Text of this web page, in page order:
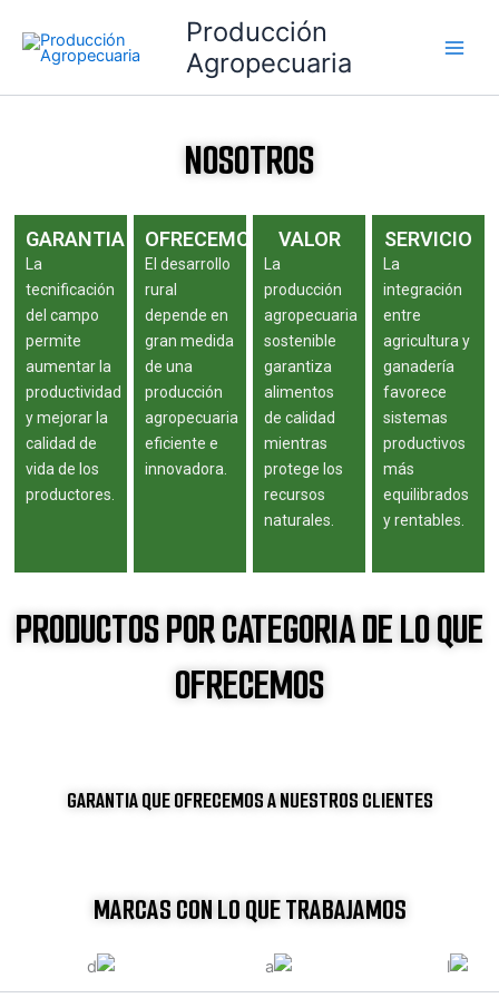
contenido
Producción
Agropecuaria
NOSOTROS
GARANTIA
La
tecnificación
del campo
permite
aumentar la
productividad
y mejorar la
calidad de
vida de los
productores.
OFRECEMOS
El desarrollo
rural
depende en
gran medida
de una
producción
agropecuaria
eficiente e
innovadora.
VALOR
La
producción
agropecuaria
sostenible
garantiza
alimentos
de calidad
mientras
protege los
recursos
naturales.
SERVICIO
La
integración
entre
agricultura y
ganadería
favorece
sistemas
productivos
más
equilibrados
y rentables.
PRODUCTOS POR CATEGORIA DE LO QUE
OFRECEMOS
GARANTIA QUE OFRECEMOS A NUESTROS CLIENTES
MARCAS CON LO QUE TRABAJAMOS